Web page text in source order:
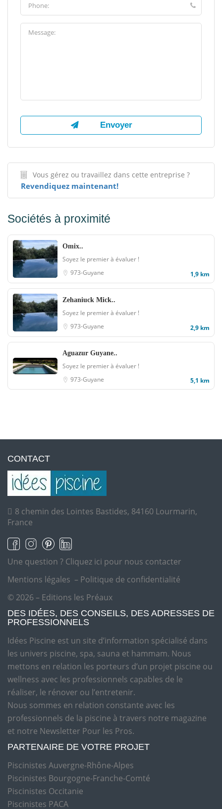
Vous gérez ou travaillez dans cette entreprise ?
Revendiquez maintenant!
Sociétés à proximité
Omix..
Soyez le premier à évaluer !
973-Guyane
1,9 km
Zehaniuck Mick..
Soyez le premier à évaluer !
973-Guyane
2,9 km
Aguazur Guyane..
Soyez le premier à évaluer !
973-Guyane
5,1 km
CONTACT
8 chemin des Lointes Bastides, 84160 Lourmarin,
France
Une question ? Cliquez ici pour nous contacter
Mentions légales – Politique de confidentialité
© 2026 – Editions les Préaux
DES IDÉES, DES CONSEILS, DES ADRESSES DE
PROFESSIONNELS
Idées Piscine est un site d’information spécialisé dans
les univers piscine, spa, sauna et hammam. Nous
mettons en relation les porteurs d’un projet piscine ou
wellness avec les professionnels capables de le
réaliser, le rénover ou l’entretenir.
Nous sommes en relation constante avec les
professionnels de la piscine à travers notre magazine
et notre Newsletter Pour les Pros.
PARTENAIRE DE VOTRE PROJET
Piscinistes Auvergne-Rhône-Alpes
Piscinistes Bourgogne-Franche-Comté
Piscinistes Occitanie
Piscinistes PACA